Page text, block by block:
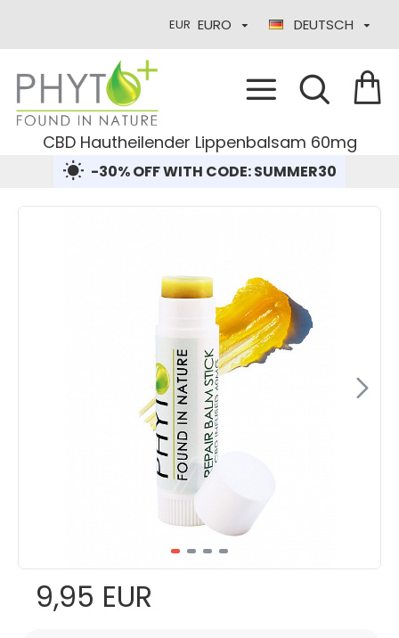
EUR EURO DEUTSCH
CBD Hautheilender Lippenbalsam 60mg
-30% OFF WITH CODE: SUMMER30
9,95 EUR